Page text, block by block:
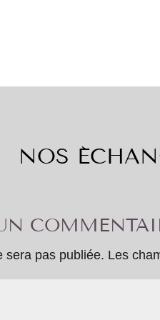
NOS
sera pas publiée. Les